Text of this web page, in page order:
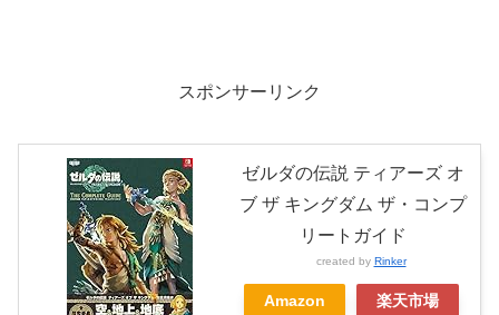
スポンサーリンク
ゼルダの伝説 ティアーズ オ
ブ ザ キングダム ザ・コンプ
リートガイド
created by Rinker
Amazon 楽天市場